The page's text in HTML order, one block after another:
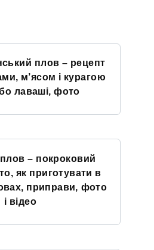
плов – рецепт
м’ясом і курагою
лаваші, фото
– покроковий
як приготувати в
приправи, фото
і відео